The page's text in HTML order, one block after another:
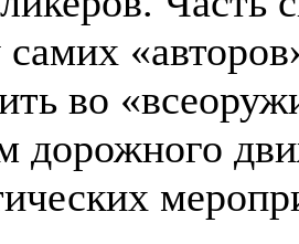
самих
во
дорожного